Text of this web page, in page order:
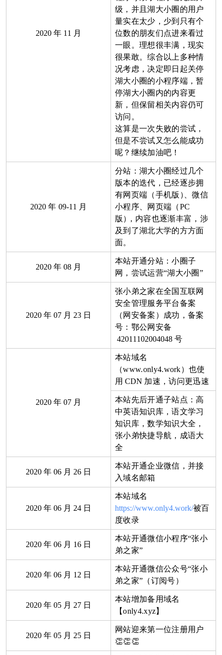
2020 年 11 月
级，并且湖大小圈的用户
量实在太少，少到只有个
位数的朋友们点进来看过
一眼。理想很丰满，现实
很果敢。综合以上多种情
况考虑，决定即日起关停
湖大小圈的小程序端，暂
停湖大小圈内的内容更
新，但保留相关内容仍可
访问。
这算是一次失败的尝试，
但是不尝试又怎么能成功
呢？继续加油吧！
2020 年 09-11 月
分站：湖大小圈经过几个
版本的迭代，已经逐步拥
有网页端（手机版 ） 、微信
小程序、网页端（PC
版 ），内容也逐渐丰富，涉
及到了湖北大学的方方面
面。
2020 年 08 月
本站开通分站：小圈子
网，尝试运营“湖大小圈”
2020 年 07 月 23 日
张小弟之家在全国互联网
安全管理服务平台备案
（网安备案）成功，备案
号：鄂公网安备
42011102004048 号
2020 年 07 月
本站域名
（www.only4.work）也使
用 CDN 加速，访问更迅速
本站先后开通子站点：高
中英语知识库，语文学习
知识库，数学知识大全，
张小弟快捷导航，成语大
全
2020 年 06 月 26 日
本站开通企业微信，并接
入域名邮箱
2020 年 06 月 24 日
本站域名
https://www.only4.work/被百
度收录
2020 年 06 月 16 日
本站开通微信小程序“张小
弟之家”
2020 年 06 月 12 日
本站开通微信公众号“张小
弟之家”（订阅号）
2020 年 05 月 27 日
本站增加备用域名
【only4.xyz】
2020 年 05 月 25 日
网站迎来第一位注册用户
👏👏👏